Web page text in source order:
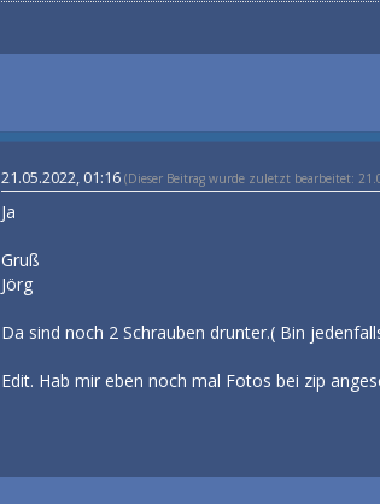
21.05.2022, 01:16 (Dieser Beitrag wurde zuletzt bearbeitet:
Ja
Gruß
Jörg
Da sind noch 2 Schrauben drunter.( Bin
Edit. Hab mir eben noch mal Fotos bei zip